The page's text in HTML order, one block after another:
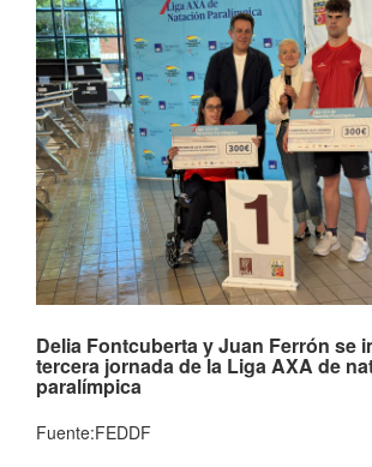
Delia Fontcuberta y Juan Ferrón se
tercera jornada de la Liga AXA de
paralímpica
Fuente:FEDDF